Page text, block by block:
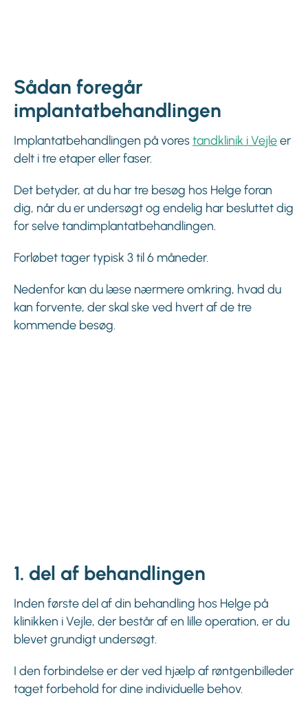
Sådan foregår
implantatbehandlingen
Implantatbehandlingen på vorestandklinik i Vejleer
delt i tre etaper eller faser.
Det betyder, at du har tre besøg hos Helge foran
dig, når du er undersøgt og endelig har besluttet dig
for selve tandimplantatbehandlingen.
Forløbet tager typisk 3 til 6 måneder.
Nedenfor kan du læse nærmere omkring, hvad du
kan forvente, der skal ske ved hvert af de tre
kommende besøg.
1. del af behandlingen
Inden første del af din behandling hos Helge på
klinikken i Vejle, der består af en lille operation, er du
blevet grundigt undersøgt.
I den forbindelse er der ved hjælp af røntgenbilleder
taget forbehold for dine individuelle behov.